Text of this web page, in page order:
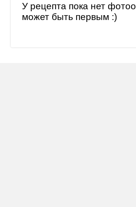
У рецепта пока нет
может быть первым :)